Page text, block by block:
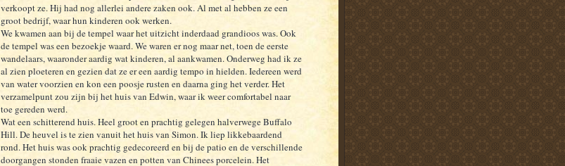
verkoopt ze. Hij had nog allerlei andere zaken ook. Al met al hebben ze een
groot bedrijf, waar hun kinderen ook werken.
We kwamen aan bij de tempel waar het uitzicht inderdaad grandioos was. Ook
de tempel was een bezoekje waard. We waren er nog maar net, toen de eerste
wandelaars, waaronder aardig wat kinderen, al aankwamen. Onderweg had ik ze
al zien ploeteren en gezien dat ze er een aardig tempo in hielden. Iedereen werd
van water voorzien en kon een poosje rusten en daarna ging het verder. Het
verzamelpunt zou zijn bij het huis van Edwin, waar ik weer comfortabel naar
toe gereden werd.
Wat een schitterend huis. Heel groot en prachtig gelegen halverwege Buffalo
Hill. De heuvel is te zien vanuit het huis van Simon. Ik liep likkebaardend
rond. Het huis was ook prachtig gedecoreerd en bij de patio en de verschillende
doorgangen stonden fraaie vazen en potten van Chinees porcelein. Het